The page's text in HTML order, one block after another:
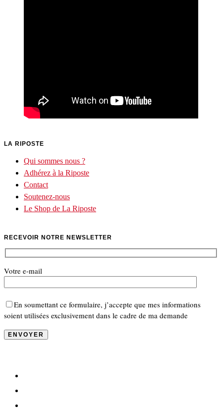
LA RIPOSTE
Qui sommes nous ?
Adhérez à la Riposte
Contact
Soutenez-nous
Le Shop de La Riposte
RECEVOIR NOTRE NEWSLETTER
Votre e-mail
En soumettant ce formulaire, j’accepte que mes informations
soient utilisées exclusivement dans le cadre de ma demande